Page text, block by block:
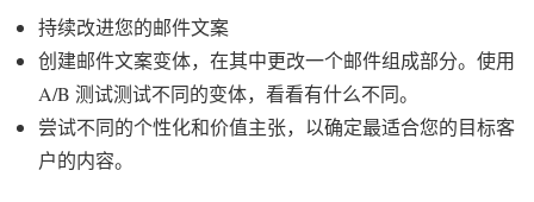
持续改进您的邮件文案
创建邮件文案变体，在其中更改一个邮件组成部分。 使用
A/B 测试测试不同的变体，看看有什么不同。
尝试不同的个性化和价值主张，以确定最适合您的目标客
户的内容。